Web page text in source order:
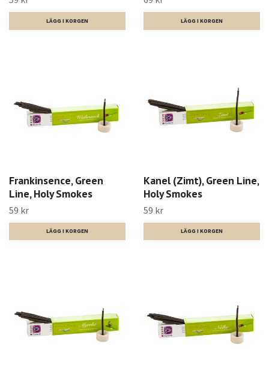
Frankinsence, Green
Line, Holy Smokes
59 kr
Kanel (Zimt), Green Line,
Holy Smokes
59 kr